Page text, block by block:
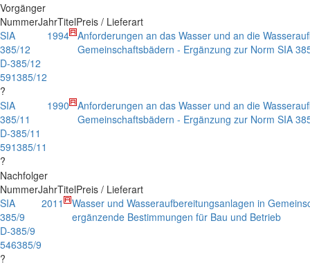
Vorgänger
NummerJahrTitelPreis / Lieferart
SIA
385/12
D-385/12
591385/12
?
1994 Anforderungen an das Wasser und an die
Gemeinschaftsbädern - Ergänzung zur Norm SIA
SIA
385/11
D-385/11
591385/11
?
1990
Anforderungen an das Wasser und an die
Gemeinschaftsbädern - Ergänzung zur Norm SIA
Nachfolger
NummerJahrTitelPreis / Lieferart
SIA
385/9
D-385/9
546385/9
?
2011
Wasser und Wasseraufbereitungsanlagen in
ergänzende Bestimmungen für Bau und Betrieb